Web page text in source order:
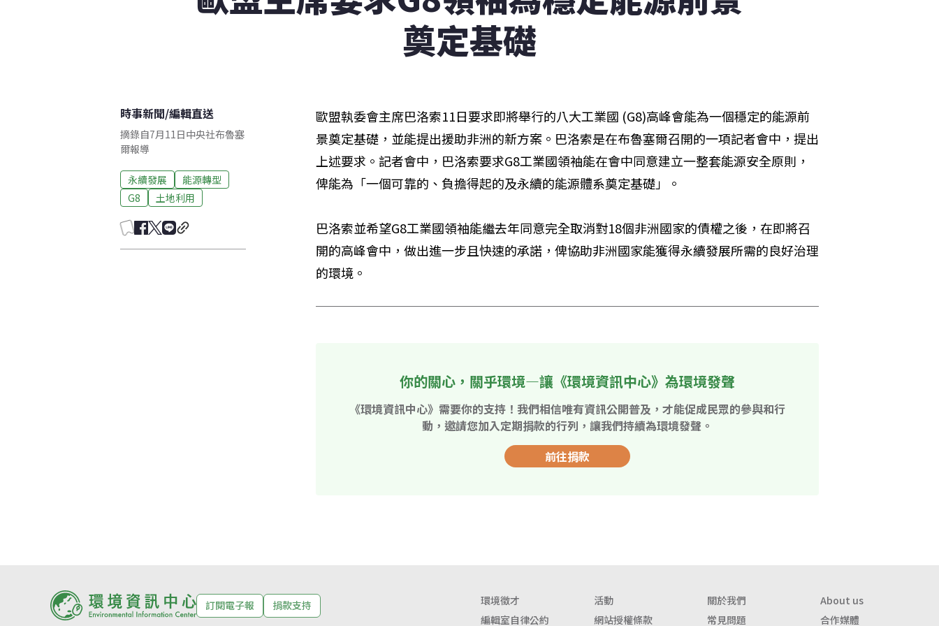
奠定基礎
時事新聞/編輯直送
摘錄自7月11日中央社布魯塞
爾報導
永續發展
能源轉型
G8
土地利用
歐盟執委會主席巴洛索11日要求即將舉行的八大工業國 (G8)高峰會能為一個穩定的能源前
景奠定基礎，並能提出援助非洲的新方案。巴洛索是在布魯塞爾召開的一項記者會中，提出
上述要求。記者會中，巴洛索要求G8工業國領袖能在會中同意建立一整套能源安全原則，
俾能為「一個可靠的、負擔得起的及永續的能源體系奠定基礎」。
巴洛索並希望G8工業國領袖能繼去年同意完全取消對18個非洲國家的債權之後，在即將召
開的高峰會中，做出進一步且快速的承諾，俾協助非洲國家能獲得永續發展所需的良好治理
的環境。
你的關心，關乎環境—讓《環境資訊中心》為環境發聲
《環境資訊中心》需要你的支持！我們相信唯有資訊公開普及，才能促成民眾的參與和行
動，邀請您加入定期捐款的行列，讓我們持續為環境發聲。
前往捐款
訂閱電子報 捐款支持 環境徵才 活動 關於我們
About us
編輯室自律公約
網站授權條款 常見問題 合作媒體